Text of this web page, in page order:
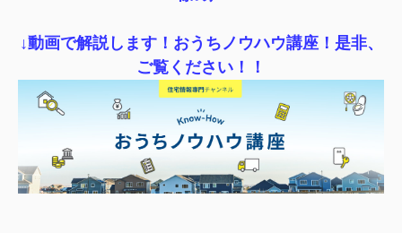
↓動画で解説します！おうちノウハウ講座！是非、
ご覧ください！！